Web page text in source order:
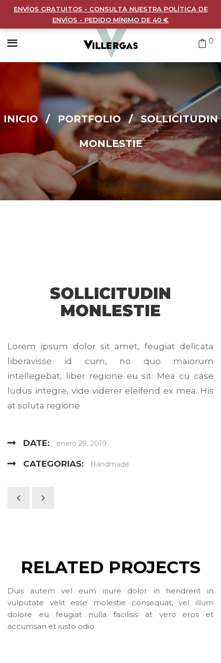
0
INICIO / PORTFOLIO / SOLLICITUDIN
MONLESTIE
SOLLICITUDIN
MONLESTIE
Lorem ipsum dolor sit amet, feugiat delicata
liberavisse id cum, no quo maiorum
intellegebat, liber regione eu sit. Mea cu case
ludus integre, vide viderer eleifend ex mea. His
at soluta regione
DATE: enero 29, 2019
CATEGORIAS: Handmade
RELATED PROJECTS
Duis autem vel eum iriure dolor in hendrerit in
vulputate velit esse molestie consequat, vel illum
dolore eu feugiat nulla facilisis at vero eros et
accumsan et iusto odio
ENVÍOS GRATUITOS - CONSULTA NUESTRA POLÍTICA DE
ENVÍOS - PEDIDO MÍNIMO DE 40 €